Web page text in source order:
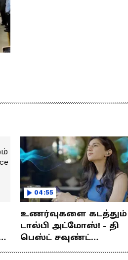
04:55
உணர்வுகளை கடத்தும்
டால்பி அட்மோஸ்! - தி
பெஸ்ட் சவுண்ட்
எக்ஸ்பீரியன்ஸ்